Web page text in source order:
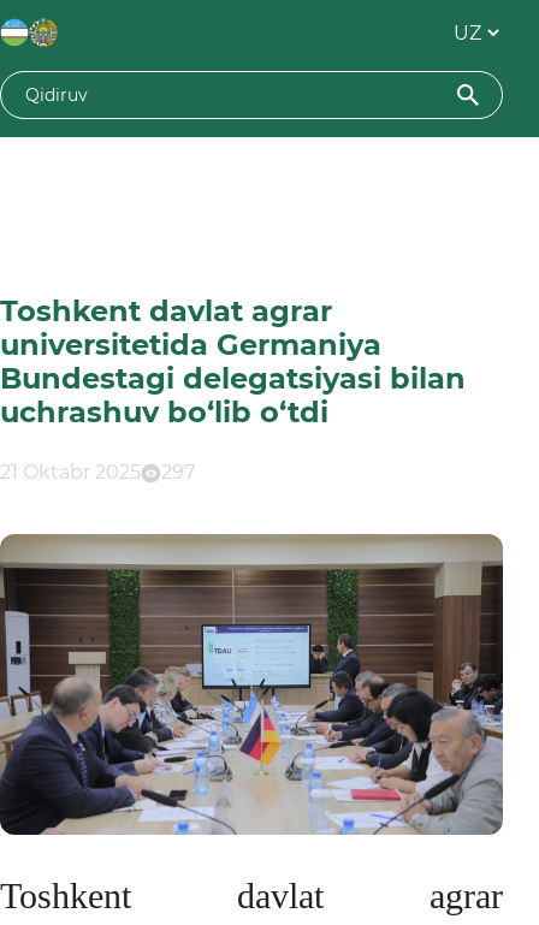
Toshkent davlat agrar
universitetida Germaniya
Bundestagi delegatsiyasi bilan
uchrashuv bo‘lib o‘tdi
21 Oktabr 2025 297
Toshkent davlat agrar